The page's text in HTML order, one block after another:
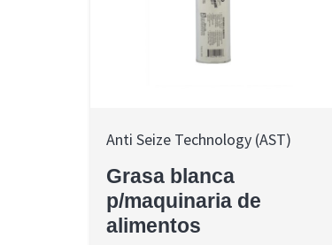
Anti Seize Technology (AST)
Grasa blanca
p/maquinaria de
alimentos